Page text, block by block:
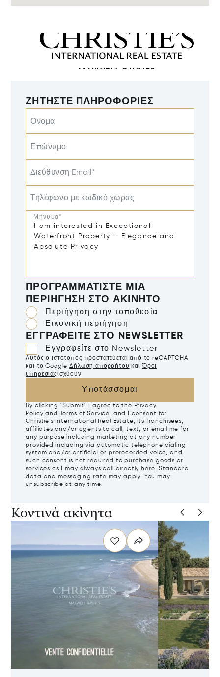
ΖΗΤΉΣΤΕ ΠΛΗΡΟΦΟΡΊΕΣ
Ονομα
Επώνυμο
Διεύθυνση Email*
Τηλέφωνο με κωδικό χώρας
Μήνυμα*
ΠΡΟΓΡΑΜΜΑΤΊΣΤΕ ΜΙΑ
ΠΕΡΙΉΓΗΣΗ ΣΤΟ ΑΚΊΝΗΤΟ
Περιήγηση στην τοποθεσία
Εικονική περιήγηση
ΕΓΓΡΑΦΕΊΤΕ ΣΤΟ NEWSLETTER
Εγγραφείτε στο Newsletter
Αυτός ο ιστότοπος προστατεύεται από το reCAPTCHA
και το Google Δήλωση απορρήτου καιΌροι
υπηρεσίαςισχύουν.
Υποτάσσομαι
By clicking "Submit" I agree to the Privacy
Policy and Terms of Service, and I consent for
Christie's International Real Estate, its franchisees,
affiliates and/or agents to call, text, or email me for
any purpose including marketing at any number
provided including via automatic telephone dialing
system and/or artificial or prerecorded voice, and
such consent is not required to purchase goods or
services as I may always call directly here. Standard
data and messaging rate may apply. You may
unsubscribe at any time.
Κοντινά ακίνητα